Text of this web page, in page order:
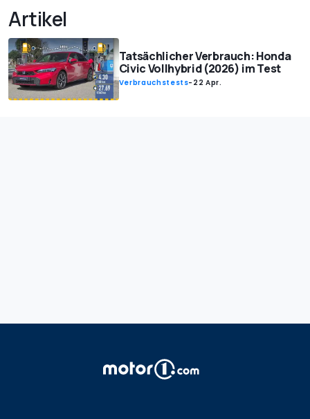
Artikel
Tatsächlicher Verbrauch: Honda
Civic Vollhybrid (2026) im Test
Verbrauchstests- 22 Apr.